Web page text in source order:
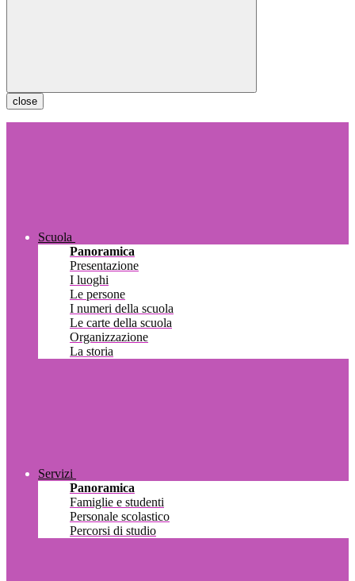
close
Scuola
Panoramica
Presentazione
I luoghi
Le persone
I numeri della scuola
Le carte della scuola
Organizzazione
La storia
Servizi
Panoramica
Famiglie e studenti
Personale scolastico
Percorsi di studio